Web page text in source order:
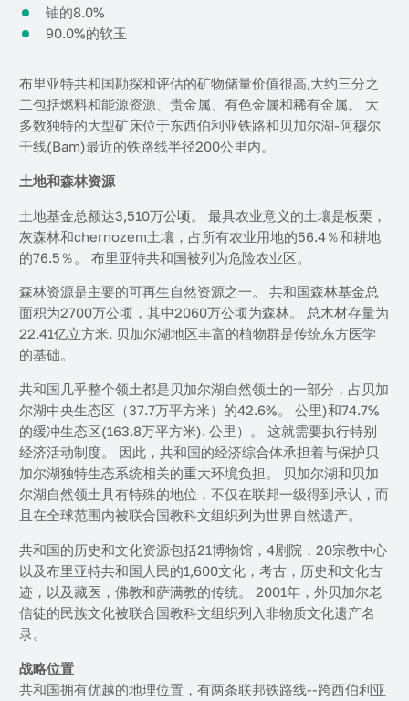
铀的8.0%
90.0%的软玉
布里亚特共和国勘探和评估的矿物储量价值很高,大约三分之
二包括燃料和能源资源、贵金属、有色金属和稀有金属。 大
多数独特的大型矿床位于东西伯利亚铁路和贝加尔湖-阿穆尔
干线(Bam)最近的铁路线半径200公里内。
土地和森林资源
土地基金总额达3,510万公顷。 最具农业意义的土壤是板栗，
灰森林和chernozem土壤，占所有农业用地的56.4％和耕地
的76.5％。 布里亚特共和国被列为危险农业区。
森林资源是主要的可再生自然资源之一。 共和国森林基金总
面积为2700万公顷，其中2060万公顷为森林。 总木材存量为
22.41亿立方米. 贝加尔湖地区丰富的植物群是传统东方医学
的基础。
共和国几乎整个领土都是贝加尔湖自然领土的一部分，占贝加
尔湖中央生态区（37.7万平方米）的42.6%。 公里)和74.7%
的缓冲生态区(163.8万平方米). 公里）。 这就需要执行特别
经济活动制度。 因此，共和国的经济综合体承担着与保护贝
加尔湖独特生态系统相关的重大环境负担。 贝加尔湖和贝加
尔湖自然领土具有特殊的地位，不仅在联邦一级得到承认，而
且在全球范围内被联合国教科文组织列为世界自然遗产。
共和国的历史和文化资源包括21博物馆，4剧院，20宗教中心
以及布里亚特共和国人民的1,600文化，考古，历史和文化古
迹，以及藏医，佛教和萨满教的传统。 2001年，外贝加尔老
信徒的民族文化被联合国教科文组织列入非物质文化遗产名
录。
战略位置
共和国拥有优越的地理位置，有两条联邦铁路线--跨西伯利亚